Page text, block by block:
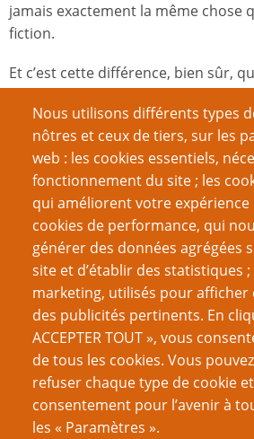
jamais exactement la même chose
fiction.
Et c’est cette différence, bien sûr,
(I)NdA : Ceux qui souhaiteraient
définition des jeux devraient chercher
sujet par le philosophe allemand
(II)NdA : Dr Rotwang utilise exactement
lorsqu’il discute la nature du JdR
article ptgptb.[Retour]
(III)NdA : D’autres personnes ont
déconstructions similaires du JdR, en
modèle à trois volets ptgptbest aussi
le modèle à quatre branches est
modèle présenté ici par Steve
détournée dumodèle LNS ptgptbde Ron
le I de immersion (NdT)][Retour]
Nous utilisons différents types
nôtres et ceux de tiers, sur les
web : les cookies essentiels,
fonctionnement du site ; les
qui améliorent votre expérience
cookies de performance, qui
générer des données agrégées
site et d’établir des statistiques
marketing, utilisés pour afficher
des publicités pertinents. En
ACCEPTER TOUT », vous
de tous les cookies. Vous
refuser chaque type de cookie
consentement pour l’avenir à
les « Paramètres ».